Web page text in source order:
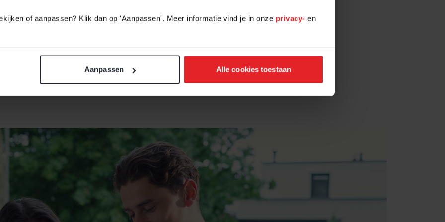
of aanpassen? Klik dan op 'Aanpassen'. Meer informatie vind je in onze privacy- en
Aanpassen Alle cookies toestaan